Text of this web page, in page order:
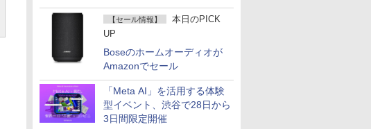
【セール情報】
本日のPICK
UP
Boseのホームオーディオが
Amazonでセール
「Meta AI」を活用する体験
型イベント、渋谷で28日から
3日間限定開催